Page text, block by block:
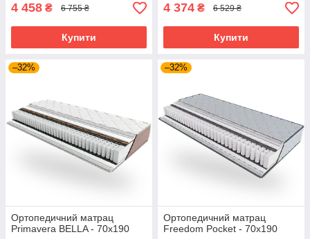
4 458 ₴ 6 755 ₴
Купити
4 374 ₴ 6 529 ₴
Купити
–32%
Ортопедичний матрац
Primavera BELLA - 70х190
–32%
Ортопедичний матрац
Freedom Pocket - 70х190